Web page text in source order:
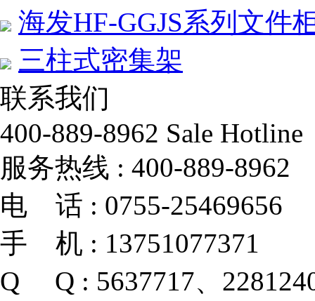
海发HF-GGJS系列文件
三柱式密集架
联系我们
400-889-8962 Sale Hotline
服务热线 : 400-889-8962
电 话 : 0755-25469656
手 机 : 13751077371
Q Q : 5637717、